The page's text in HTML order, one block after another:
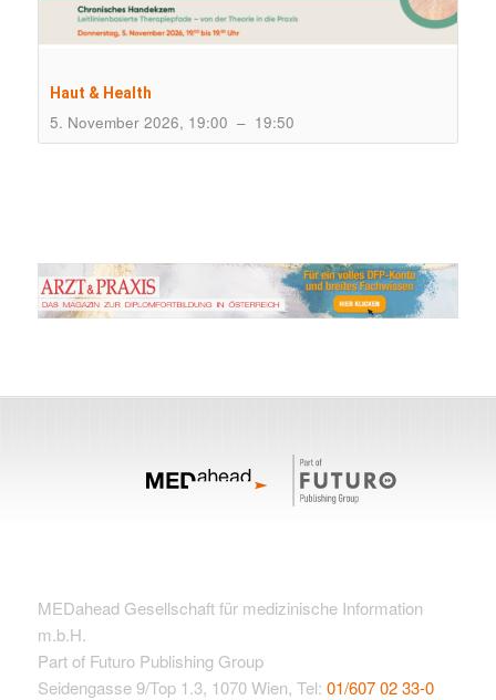
Haut & Health
5. November 2026, 19:00 – 19:50
MEDahead Gesellschaft für medizinische Information
m.b.H.
Part of Futuro Publishing Group
Seidengasse 9/Top 1.3, 1070 Wien, Tel: 01/607 02 33-0